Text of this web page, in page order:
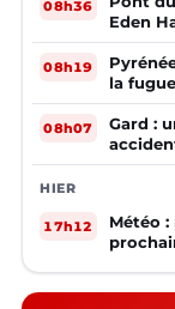
08h36
Eden
08h19
la
08h07
Gard :
HIER
17h12
Météo